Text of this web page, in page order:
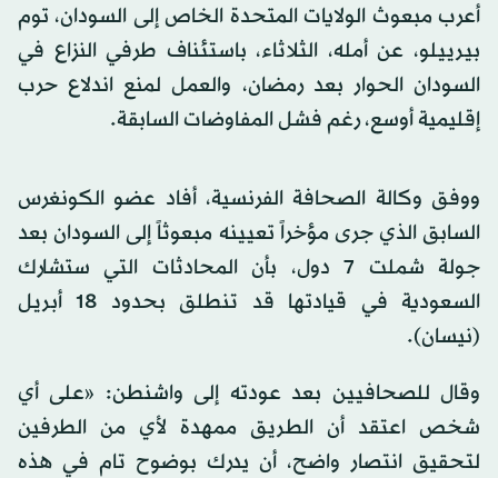
أعرب مبعوث الولايات المتحدة الخاص إلى السودان، توم
بيرييلو، عن أمله، الثلاثاء، باستئناف طرفي النزاع في
السودان الحوار بعد رمضان، والعمل لمنع اندلاع حرب
إقليمية أوسع، رغم فشل المفاوضات السابقة.
ووفق وكالة الصحافة الفرنسية، أفاد عضو الكونغرس
السابق الذي جرى مؤخراً تعيينه مبعوثاً إلى السودان بعد
جولة شملت 7 دول، بأن المحادثات التي ستشارك
السعودية في قيادتها قد تنطلق بحدود 18 أبريل
(نيسان).
وقال للصحافيين بعد عودته إلى واشنطن: «على أي
شخص اعتقد أن الطريق ممهدة لأي من الطرفين
لتحقيق انتصار واضح، أن يدرك بوضوح تام في هذه